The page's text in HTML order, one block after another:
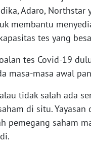
Adaro, Northstar
membantu
tes yang
tes Covid-19
masa-masa awal
tidak salah ada
di situ.
pemegang saham